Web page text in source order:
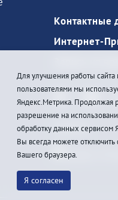
Контактные
Интернет-
Sign In
Для улучшения работы сайта
пользователями мы
Яндекс.Метрика. Продолжая
разрешение на
обработку данных сервисом
Вы всегда можете
Вашего браузера.
Я согласен